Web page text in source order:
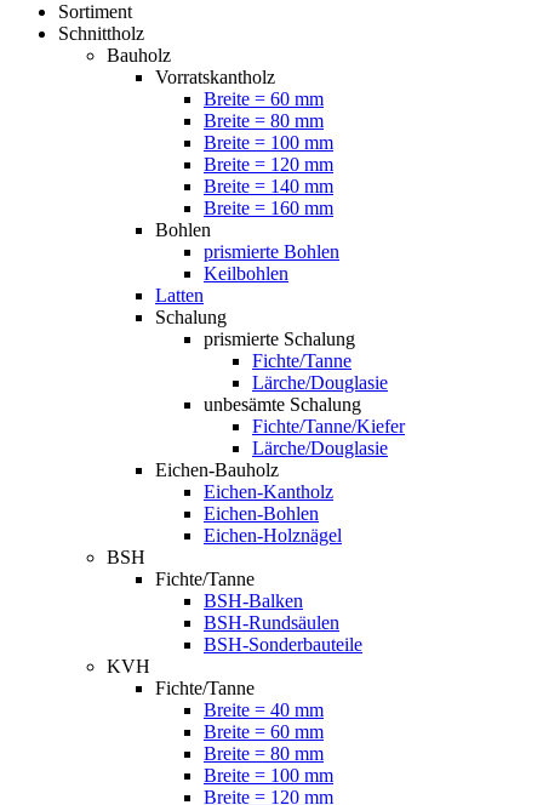
Sortiment
Schnittholz
Bauholz
Vorratskantholz
Breite = 60 mm
Breite = 80 mm
Breite = 100 mm
Breite = 120 mm
Breite = 140 mm
Breite = 160 mm
Bohlen
prismierte Bohlen
Keilbohlen
Latten
Schalung
prismierte Schalung
Fichte/Tanne
Lärche/Douglasie
unbesämte Schalung
Fichte/Tanne/Kiefer
Lärche/Douglasie
Eichen-Bauholz
Eichen-Kantholz
Eichen-Bohlen
Eichen-Holznägel
BSH
Fichte/Tanne
BSH-Balken
BSH-Rundsäulen
BSH-Sonderbauteile
KVH
Fichte/Tanne
Breite = 40 mm
Breite = 60 mm
Breite = 80 mm
Breite = 100 mm
Breite = 120 mm